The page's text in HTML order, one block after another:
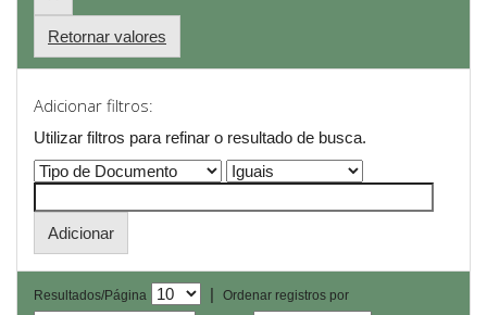
Retornar valores
Adicionar filtros:
Utilizar filtros para refinar o resultado de busca.
Resultados/Página |
Ordenar registros por